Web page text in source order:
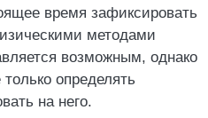
время зафиксировать
методами
возможным, однако
определять
на него.